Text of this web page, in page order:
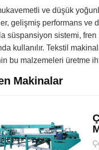
ve düşük
gelişmiş performans ve
süspansiyon sistemi,
kullanılır. Tekstil
bu malzemeleri üretme
Makinalar